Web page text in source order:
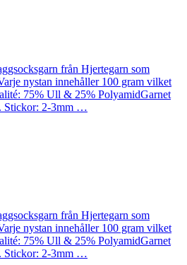
från Hjertegarn som
nystan innehåller 100 gram vilket
75% Ull & 25% PolyamidGarnet
Stickor: 2-3mm …
från Hjertegarn som
nystan innehåller 100 gram vilket
75% Ull & 25% PolyamidGarnet
Stickor: 2-3mm …